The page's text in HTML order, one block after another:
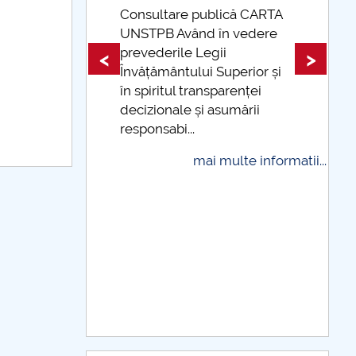
publică CARTA
Având în vedere
Superior și
Taxe de școlarizare
indexate Taxele se
și cu cardul
< >